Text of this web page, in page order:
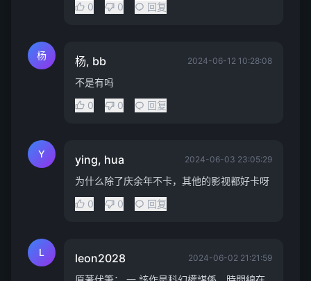
0
0 回复
杨 杨, bb 2024-06-12 10:28:08
不是有吗
0
0 回复
Y ying, hua 2024-06-03 23:05:29
为什么除了庆余年不卡，其他的影视都好卡呀
0
0 回复
L leon2028 2024-06-02 21:21:59